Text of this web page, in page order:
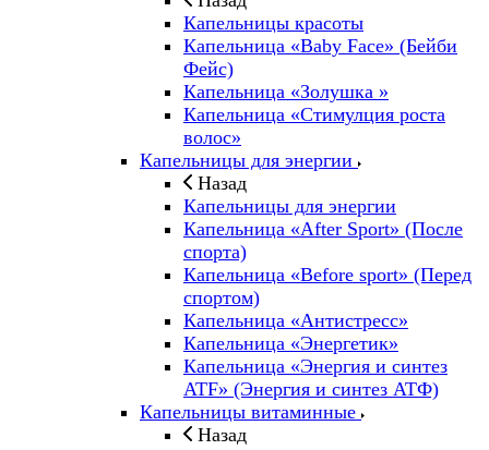
Капельницы красоты
Капельница «Baby Face» (Бейби
Фейс)
Капельница «Золушка »
Капельница «Стимулция роста
волос»
Капельницы для энергии
Назад
Капельницы для энергии
Капельница «After Sport» (После
спорта)
Капельница «Before sport» (Перед
спортом)
Капельница «Антистресс»
Капельница «Энергетик»
Капельница «Энергия и синтез
ATF» (Энергия и синтез АТФ)
Капельницы витаминные
Назад